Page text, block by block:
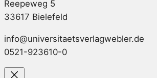
Reepeweg 5
33617 Bielefeld
info@universitaetsverlagwebler.de
0521-923610-0